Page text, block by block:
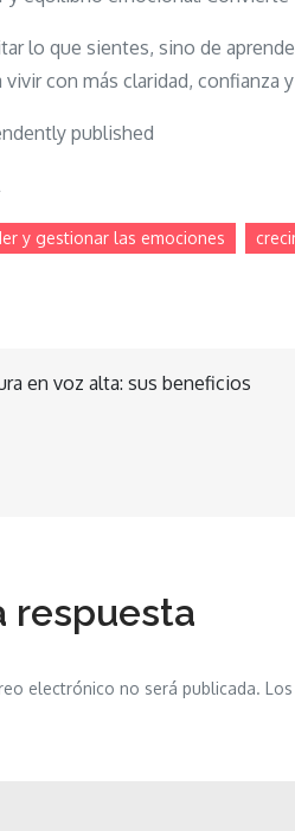
lo que sientes, sino de
vivir con más claridad, confianza
published
y gestionar las emociones
en voz alta: sus beneficios
respuesta
electrónico no será publicada.